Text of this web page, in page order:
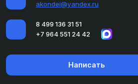
akondei@yandex.ru
8 499 136 31 51
+7 964 551 24 42
Написать